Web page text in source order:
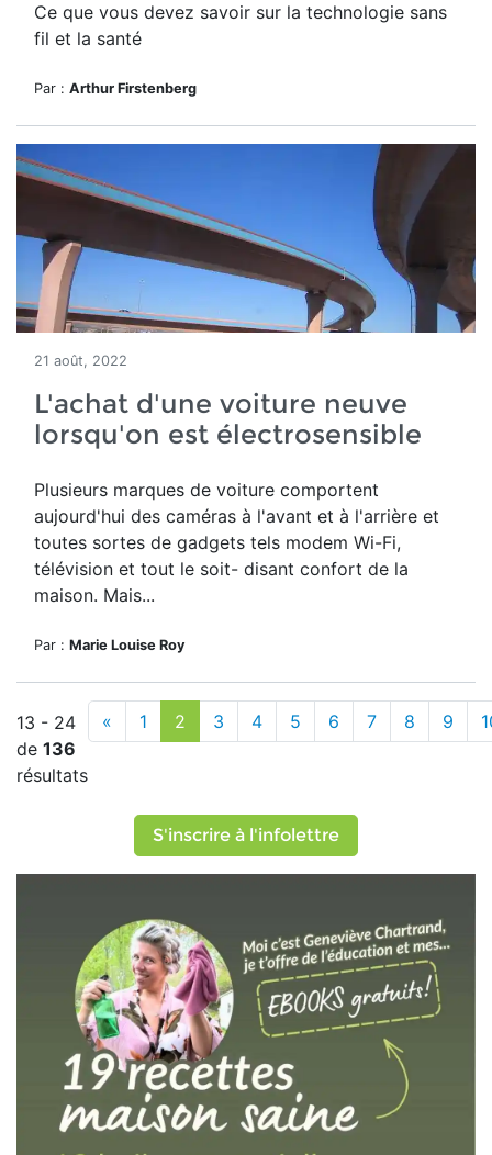
Ce que vous devez savoir sur la technologie sans
fil et la santé
Par : Arthur Firstenberg
21 août, 2022
L'achat d'une voiture neuve
lorsqu'on est électrosensible
Plusieurs marques de voiture comportent
aujourd'hui des caméras à l'avant et à l'arrière et
toutes sortes de gadgets tels modem Wi-Fi,
télévision et tout le soit- disant confort de la
maison. Mais...
Par : Marie Louise Roy
13 - 24
de 136
résultats
« 1 2 3 4 5 6 7 8 9
S'inscrire à l'infolettre